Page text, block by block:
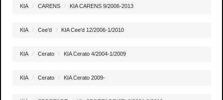
KIA CARENS KIA CARENS 9/2006-2013
KIA Cee'd KIA Cee'd 12/2006-1/2010
KIA Cerato KIA Cerato 4/2004-1/2009
KIA Cerato KIA Cerato 2009-